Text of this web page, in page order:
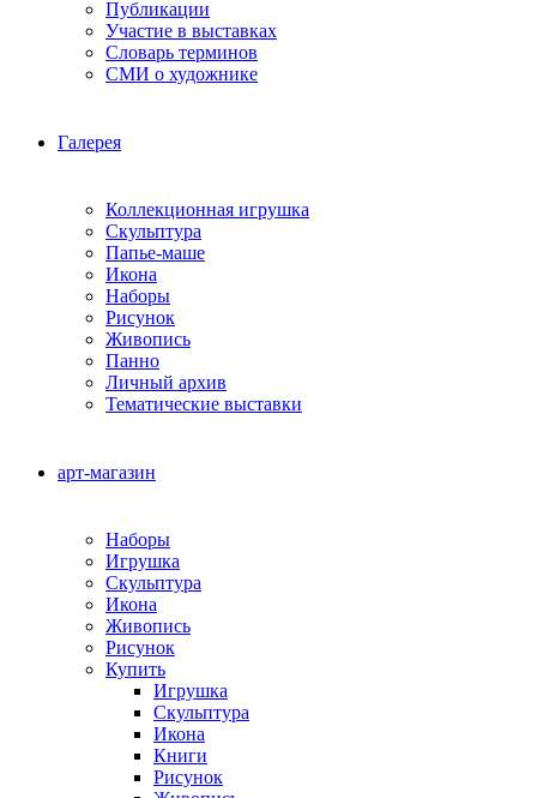
Публикации
Участие в выставках
Словарь терминов
СМИ о художнике
Галерея
Коллекционная игрушка
Скульптура
Папье-маше
Икона
Наборы
Рисунок
Живопись
Панно
Личный архив
Тематические выставки
арт-магазин
Наборы
Игрушка
Скульптура
Икона
Живопись
Рисунок
Купить
Игрушка
Скульптура
Икона
Книги
Рисунок